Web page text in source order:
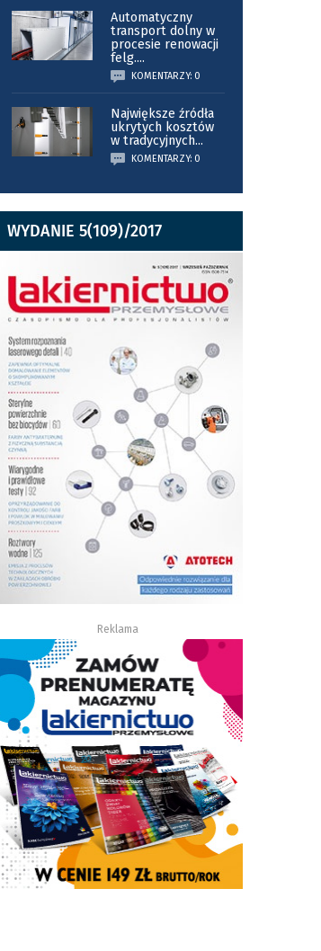
Automatyczny
transport dolny w
procesie renowacji
felg....
KOMENTARZY: 0
Największe źródła
ukrytych kosztów
w tradycyjnych...
KOMENTARZY: 0
WYDANIE 5(109)/2017
Reklama